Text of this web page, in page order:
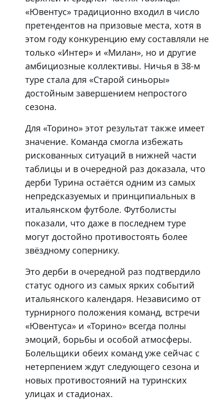
«Ювентус» традиционно входил в число
претендентов на призовые места, хотя в
этом году конкуренцию ему составляли не
только «Интер» и «Милан», но и другие
амбициозные коллективы. Ничья в 38-м
туре стала для «Старой синьоры»
достойным завершением непростого
сезона.
Для «Торино» этот результат также имеет
значение. Команда смогла избежать
рискованных ситуаций в нижней части
таблицы и в очередной раз доказала, что
дерби Турина остаётся одним из самых
непредсказуемых и принципиальных в
итальянском футболе. Футболисты
показали, что даже в последнем туре
могут достойно противостоять более
звёздному сопернику.
Это дерби в очередной раз подтвердило
статус одного из самых ярких событий
итальянского календаря. Независимо от
турнирного положения команд, встречи
«Ювентуса» и «Торино» всегда полны
эмоций, борьбы и особой атмосферы.
Болельщики обеих команд уже сейчас с
нетерпением ждут следующего сезона и
новых противостояний на туринских
улицах и стадионах.